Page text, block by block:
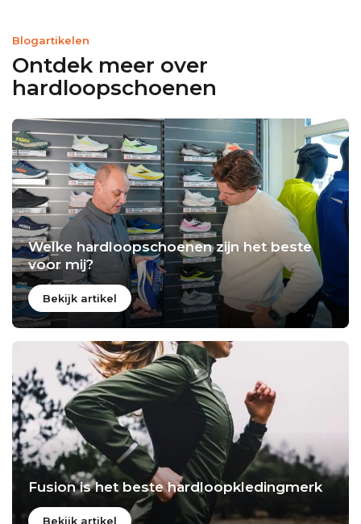
Blogartikelen
Ontdek meer over
hardloopschoenen
Welke hardloopschoenen zijn het beste
voor mij?
Bekijk artikel
Fusion is het beste hardloopkledingmerk
Bekijk artikel